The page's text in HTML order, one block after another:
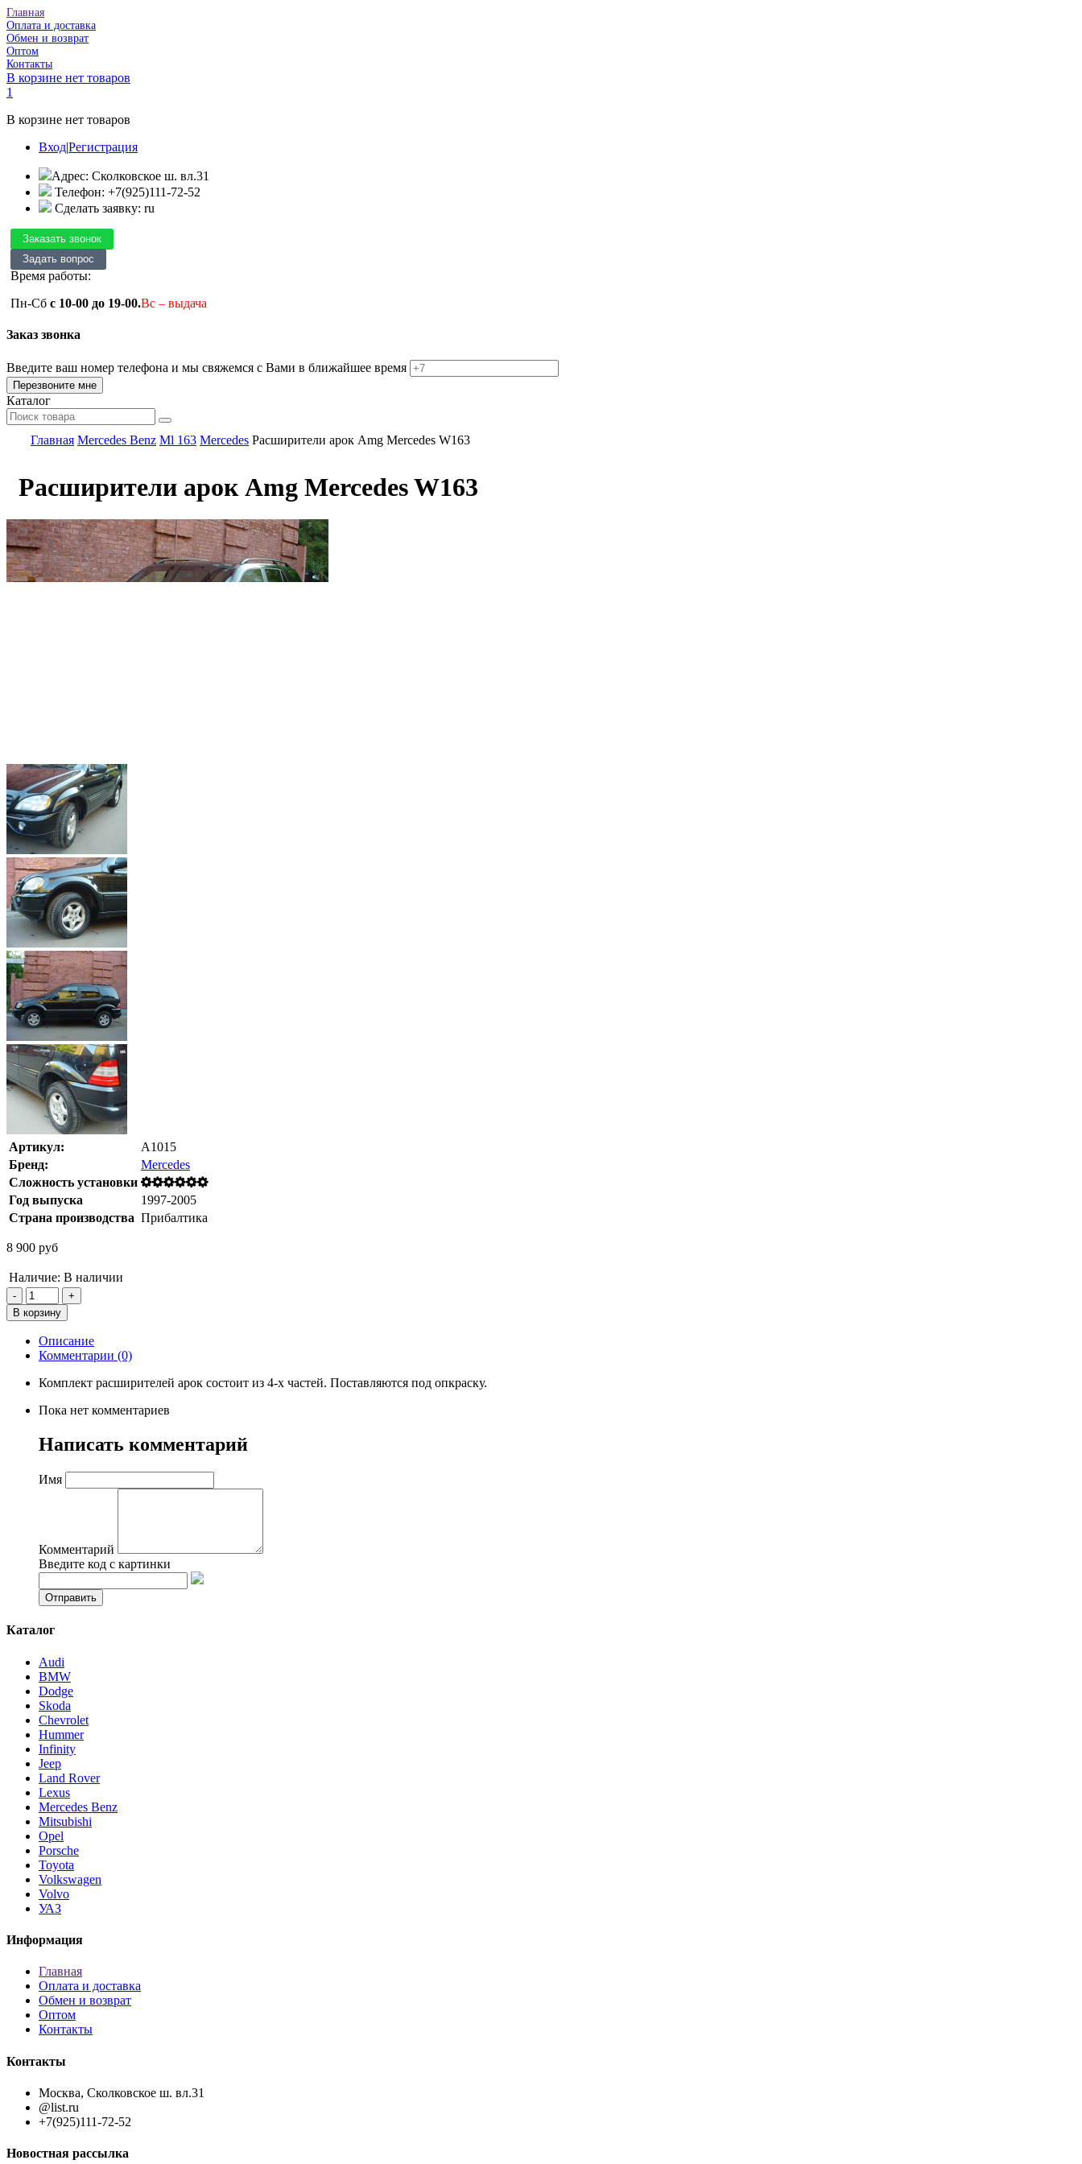
Главная
Оплата и доставка
Обмен и возврат
Оптом
Контакты
В корзине нет товаров
1
В корзине нет товаров
Вход|Регистрация
Адрес: Сколковское ш. вл.31
Телефон: +7(925)111-72-52
Сделать заявку: ru
Время работы:
Пн-Сб с 10-00 до 19-00.Вс – выдача
Заказ звонка
Введите ваш номер телефона и мы свяжемся с Вами в ближайшее время
Каталог
Главная Mercedes Benz Ml 163 Mercedes Расширители арок Amg Mercedes W163
Расширители арок Amg Mercedes W163
Артикул:
A1015
Бренд:
Mercedes
Сложность установки
Год выпуска
1997-2005
Страна производства Прибалтика
8 900 руб
Наличие: В наличии
Описание
Комментарии (0)
Комплект расширителей арок состоит из 4-х частей. Поставляются под опкраску.
Пока нет комментариев
Написать комментарий
Имя
Комментарий
Введите код с картинки
Каталог
Audi
BMW
Dodge
Skoda
Chevrolet
Hummer
Infinity
Jeep
Land Rover
Lexus
Mercedes Benz
Mitsubishi
Opel
Porsche
Toyota
Volkswagen
Volvo
УАЗ
Информация
Главная
Оплата и доставка
Обмен и возврат
Оптом
Контакты
Контакты
Москва, Сколковское ш. вл.31
@list.ru
+7(925)111-72-52
Новостная рассылка